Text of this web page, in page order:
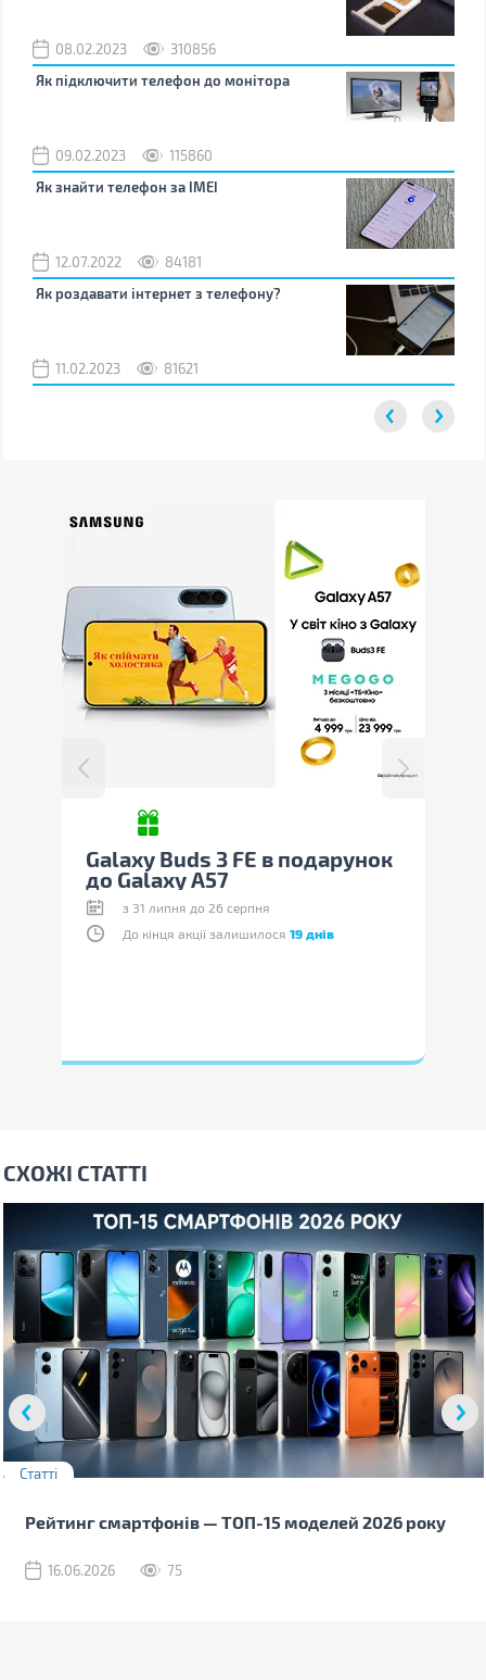
08.02.2023
310856
Як підключити телефон до монітора
09.02.2023
115860
Як знайти телефон за IMEI
12.07.2022
84181
Як роздавати інтернет з телефону?
11.02.2023 81621
подарунок Знижки на Samsung Galaxy
A37
з 30 липня до 19 серпня
До кінця акції залишилося
СХОЖІ СТАТТІ
Статті
Рейтинг смартфонів — ТОП-15 моделей 2026 року
16.06.2026 75